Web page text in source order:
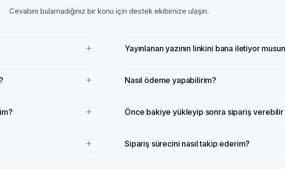
Cevabını bulamadığınız bir konu için destek ekibimize ulaşın.
Yayınlanan yazının linkini bana iletiyor
Nasıl ödeme yapabilirim?
Önce bakiye yükleyip sonra sipariş verebilir
Sipariş sürecini nasıl takip ederim?